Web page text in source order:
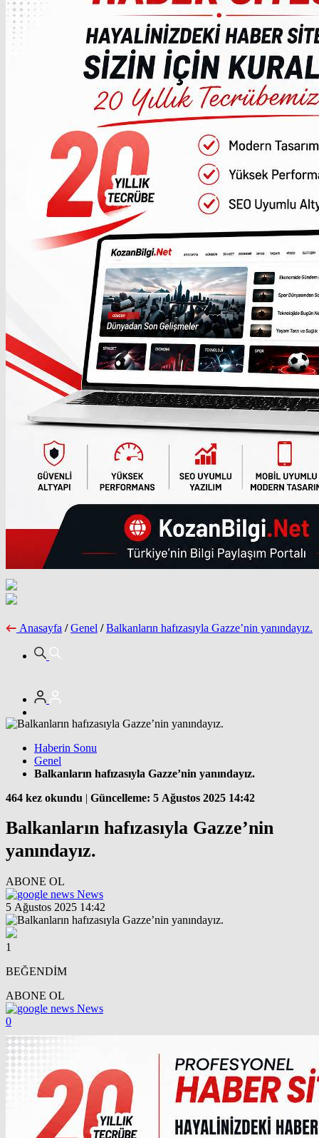
Anasayfa / Genel / Balkanların hafızasıyla Gazze’nin yanındayız.
Haberin Sonu
Genel
Balkanların hafızasıyla Gazze’nin yanındayız.
464 kez okundu | Güncelleme: 5 Ağustos 2025 14:42
Balkanların hafızasıyla Gazze’nin
yanındayız.
ABONE OL
News
5 Ağustos 2025 14:42
1
BEĞENDİM
ABONE OL
News
0